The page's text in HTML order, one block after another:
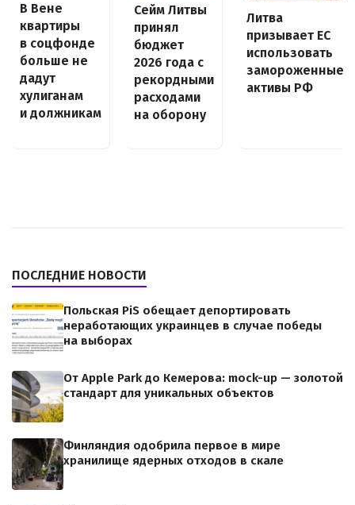
В Вене
квартиры
в соцфонде
больше не
дадут
хулиганам
и должникам
Сейм Литвы
принял
бюджет
2026 года с
рекордными
расходами
на оборону
Литва
призывает ЕС
использовать
замороженные
активы РФ
ПОСЛЕДНИЕ НОВОСТИ
Польская PiS обещает депортировать
неработающих украинцев в случае победы
на выборах
От Apple Park до Кемерова: mock-up — золотой
стандарт для уникальных объектов
Финляндия одобрила первое в мире
хранилище ядерных отходов в скале